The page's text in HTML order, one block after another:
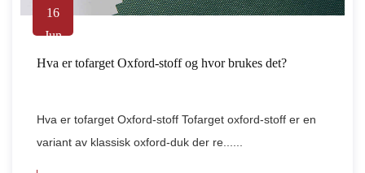
16
Jun
Hva er tofarget Oxford-stoff og hvor brukes det?
Hva er tofarget Oxford-stoff Tofarget oxford-stoff er en
variant av klassisk oxford-duk der re......